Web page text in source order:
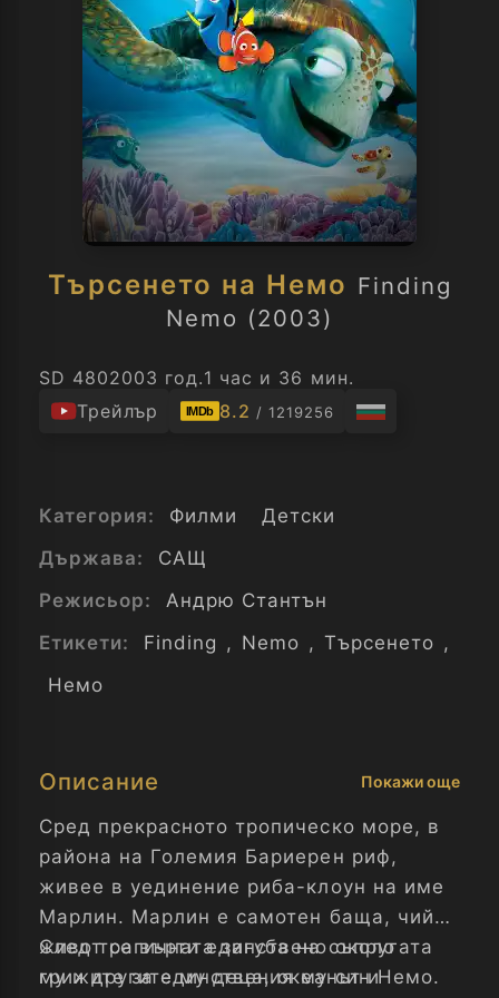
Търсенето на Немо Finding
Nemo (2003)
SD 4802003 год.1 час и 36 мин.
Трейлър
IMDb 8.2 / 1219256
Категория: Филми
Детски
Държава:
САЩ
Режисьор:
Андрю Стантън
Етикети:
Finding , Nemo , Търсенето ,
Немо
Описание Покажи още
Сред прекрасното тропическо море, в
района на Големия Бариерен риф,
живее в уединение риба-клоун на име
Марлин. Марлин е самотен баща, чийто
живот се върти единствено около
грижите за единствения му син Немо.
След трагичната загуба на съпругата
му и другите му деца, океанът и